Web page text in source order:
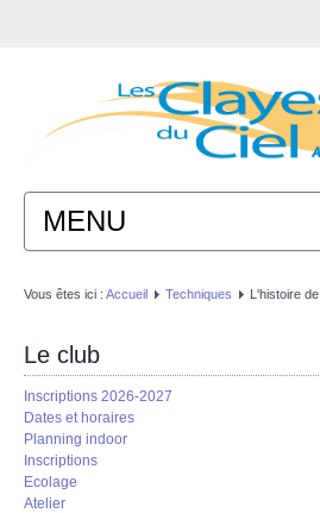
MENU
ACTUALITÉS
LE CLUB
TECHNIQUES
LIENS
Vous êtes ici : Accueil Techniques L'histoire
Le club
Inscriptions 2026-2027
Dates et horaires
Planning indoor
Inscriptions
Ecolage
Atelier